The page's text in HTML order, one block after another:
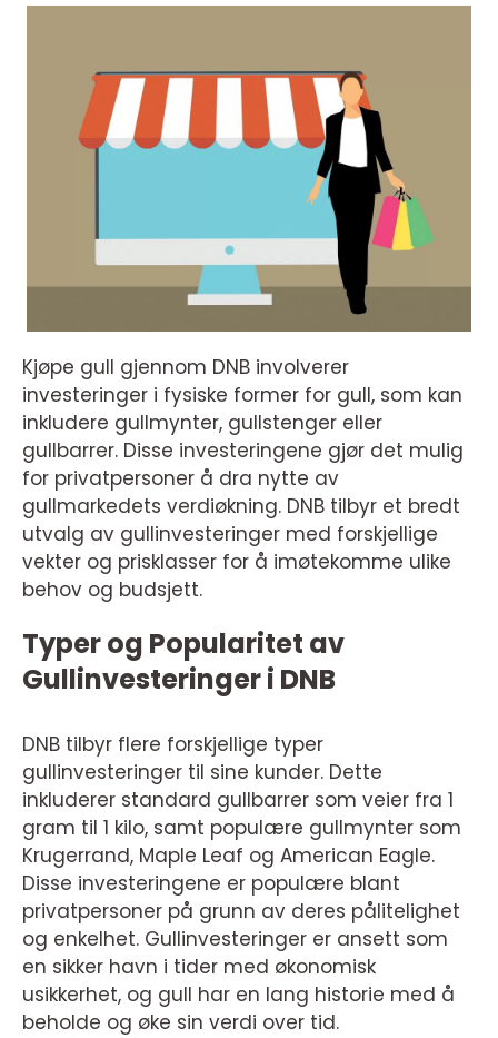
Kjøpe gull gjennom DNB involverer
investeringer i fysiske former for gull, som kan
inkludere gullmynter, gullstenger eller
gullbarrer. Disse investeringene gjør det mulig
for privatpersoner å dra nytte av
gullmarkedets verdiøkning. DNB tilbyr et bredt
utvalg av gullinvesteringer med forskjellige
vekter og prisklasser for å imøtekomme ulike
behov og budsjett.
Typer og Popularitet av
Gullinvesteringer i DNB
DNB tilbyr flere forskjellige typer
gullinvesteringer til sine kunder. Dette
inkluderer standard gullbarrer som veier fra 1
gram til 1 kilo, samt populære gullmynter som
Krugerrand, Maple Leaf og American Eagle.
Disse investeringene er populære blant
privatpersoner på grunn av deres pålitelighet
og enkelhet. Gullinvesteringer er ansett som
en sikker havn i tider med økonomisk
usikkerhet, og gull har en lang historie med å
beholde og øke sin verdi over tid.